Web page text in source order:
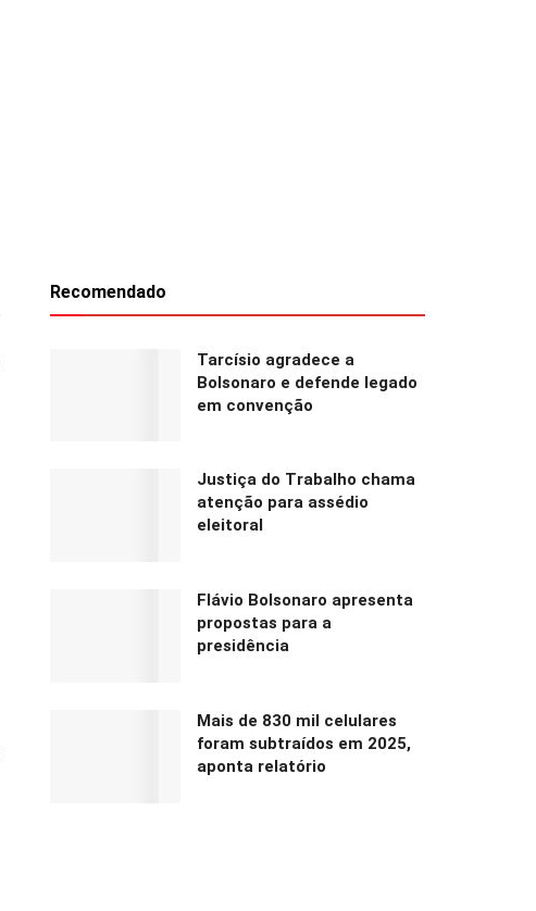
Recomendado
Tarcísio agradece a
Bolsonaro e defende legado
em convenção
Justiça do Trabalho chama
atenção para assédio
eleitoral
Flávio Bolsonaro apresenta
propostas para a
presidência
Mais de 830 mil celulares
foram subtraídos em 2025,
aponta relatório